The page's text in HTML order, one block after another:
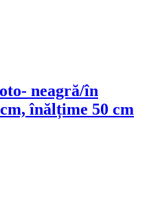
- neagră/în
înălțime 50 cm